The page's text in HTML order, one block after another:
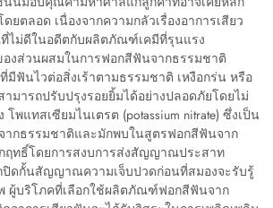
ยตลอด เนื่องจากความกลัวเรื่องอาการเสียว
ไม่ดีในอดีตกับผลิตภัณฑ์เคมีที่รุนแรง
งส่วนผสมในการฟอกสีฟันจากธรรมชาติ
ฟันไวต่อสิ่งเร้าตามธรรมชาติ เหงือกร่น หรือ
ามารถปรับปรุงรอยยิ้มได้อย่างปลอดภัยโดยไม่
พแทสเซียมไนเตรต (potassium nitrate) ซึ่งเป็น
ากธรรมชาติและมักพบในสูตรฟอกสีฟันจาก
ฤทธิ์โดยการสงบการส่งสัญญาณประสาท
ปิดกั้นสัญญาณความเจ็บปวดก่อนที่สมองจะรับรู้
ผู้บริโภคที่เลือกใช้ผลิตภัณฑ์ฟอกสีฟันจาก